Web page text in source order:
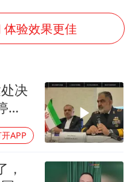
州《告全体市民书》
苑火灾或由烟头引起
：台湾从来没有“独立”过
披荆斩棘2026》名单
人民的健康、体质、幸福一脉相承
验效果更佳
决
APP